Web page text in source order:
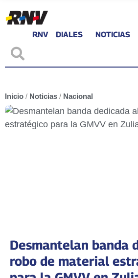
RNV DIALES NOTICIAS
Inicio / Noticias / Nacional
Desmantelan banda
robo de material